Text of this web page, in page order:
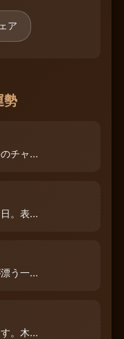
ア
勢
チャ...
。表...
う一...
。木...